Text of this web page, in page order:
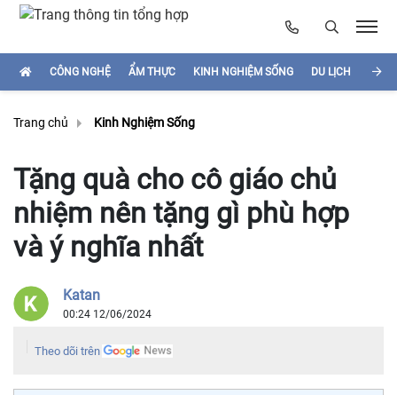
CÔNG NGHỆ ẨM THỰC KINH NGHIỆM SỐNG DU LỊCH
Trang chủ Kinh Nghiệm Sống
Tặng quà cho cô giáo chủ
nhiệm nên tặng gì phù hợp
và ý nghĩa nhất
Katan
00:24 12/06/2024
Theo dõi trên